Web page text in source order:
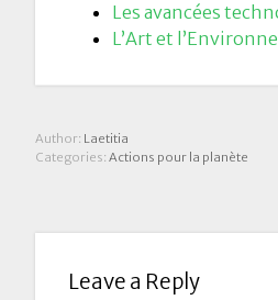
Les avancées
L’Art et
Author: Laetitia
Categories: Actions pour la planète
Leave a Reply